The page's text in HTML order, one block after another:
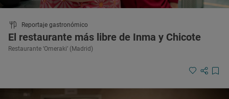
Reportaje gastronómico
El restaurante más libre de Inma y Chicote
Restaurante ‘Omeraki’ (Madrid)